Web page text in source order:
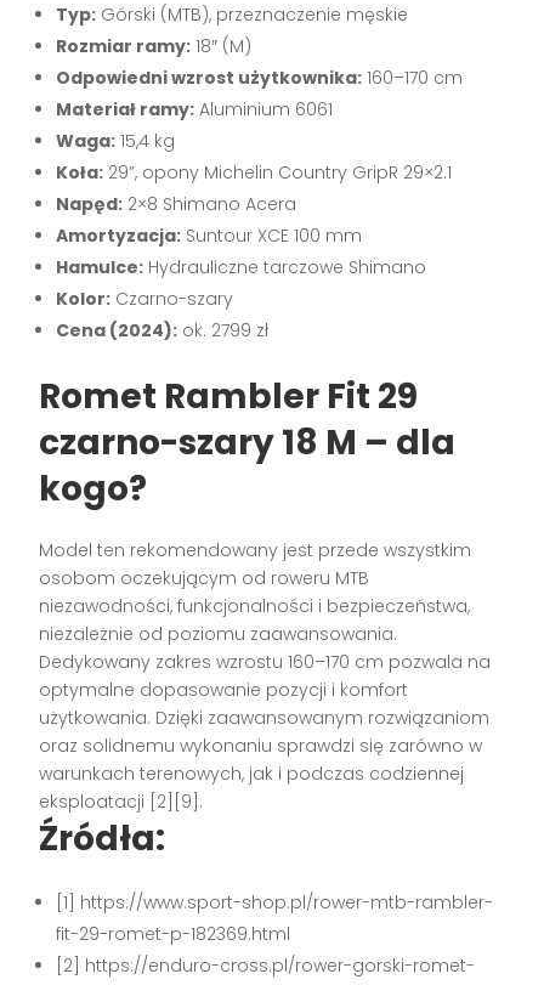
Typ: Górski (MTB), przeznaczenie męskie
Rozmiar ramy: 18″ (M)
Odpowiedni wzrost użytkownika: 160–170 cm
Materiał ramy: Aluminium 6061
Waga: 15,4 kg
Koła: 29”, opony Michelin Country GripR 29×2.1
Napęd: 2×8 Shimano Acera
Amortyzacja: Suntour XCE 100 mm
Hamulce: Hydrauliczne tarczowe Shimano
Kolor: Czarno-szary
Cena (2024): ok. 2799 zł
Romet Rambler Fit 29
czarno-szary 18 M – dla
kogo?
Model ten rekomendowany jest przede wszystkim
osobom oczekującym od roweru MTB
niezawodności, funkcjonalności i bezpieczeństwa,
niezależnie od poziomu zaawansowania.
Dedykowany zakres wzrostu 160–170 cm pozwala na
optymalne dopasowanie pozycji i komfort
użytkowania. Dzięki zaawansowanym rozwiązaniom
oraz solidnemu wykonaniu sprawdzi się zarówno w
warunkach terenowych, jak i podczas codziennej
eksploatacji [2][9] .
Źródła:
[1] https://www.sport-shop.pl/rower-mtb-rambler-
fit-29-romet-p-182369.html
[2] https://enduro-cross.pl/rower-gorski-romet-